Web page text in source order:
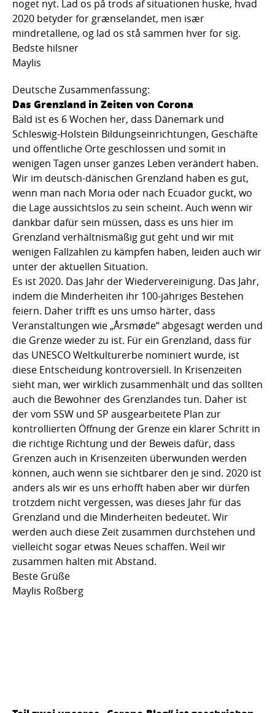
noget nyt. Lad os på trods af situationen huske, hvad
2020 betyder for grænselandet, men især
mindretallene, og lad os stå sammen hver for sig.
Bedste hilsner
Maylis
Deutsche Zusammenfassung:
Das Grenzland in Zeiten von Corona
Bald ist es 6 Wochen her, dass Dänemark und
Schleswig-Holstein Bildungseinrichtungen, Geschäfte
und öffentliche Orte geschlossen und somit in
wenigen Tagen unser ganzes Leben verändert haben.
Wir im deutsch-dänischen Grenzland haben es gut,
wenn man nach Moria oder nach Ecuador guckt, wo
die Lage aussichtslos zu sein scheint. Auch wenn wir
dankbar dafür sein müssen, dass es uns hier im
Grenzland verhältnismäßig gut geht und wir mit
wenigen Fallzahlen zu kämpfen haben, leiden auch wir
unter der aktuellen Situation.
Es ist 2020. Das Jahr der Wiedervereinigung. Das Jahr,
indem die Minderheiten ihr 100-jähriges Bestehen
feiern. Daher trifft es uns umso härter, dass
Veranstaltungen wie „Årsmøde“ abgesagt werden und
die Grenze wieder zu ist. Für ein Grenzland, dass für
das UNESCO Weltkulturerbe nominiert wurde, ist
diese Entscheidung kontroversiell. In Krisenzeiten
sieht man, wer wirklich zusammenhält und das sollten
auch die Bewohner des Grenzlandes tun. Daher ist
der vom SSW und SP ausgearbeitete Plan zur
kontrollierten Öffnung der Grenze ein klarer Schritt in
die richtige Richtung und der Beweis dafür, dass
Grenzen auch in Krisenzeiten überwunden werden
können, auch wenn sie sichtbarer den je sind. 2020 ist
anders als wir es uns erhofft haben aber wir dürfen
trotzdem nicht vergessen, was dieses Jahr für das
Grenzland und die Minderheiten bedeutet. Wir
werden auch diese Zeit zusammen durchstehen und
vielleicht sogar etwas Neues schaffen. Weil wir
zusammen halten mit Abstand.
Beste Grüße
Maylis Roßberg